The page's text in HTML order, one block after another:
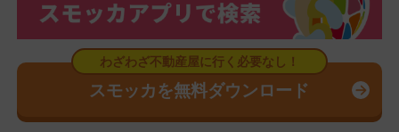
スモッカを無料ダウンロード